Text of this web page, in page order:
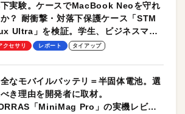
実験。ケースでMacBook Neoを守れ
？ 耐衝撃・対落下保護ケース「STM
Ultra」を検証。学生、ビジネスマン
バイルユースに最適！
クセサリ レポート タイアップ
なモバイルバッテリ＝半固体電池。選
き理由を開発者に取材。
「MiniMag Pro」の実機レビュ